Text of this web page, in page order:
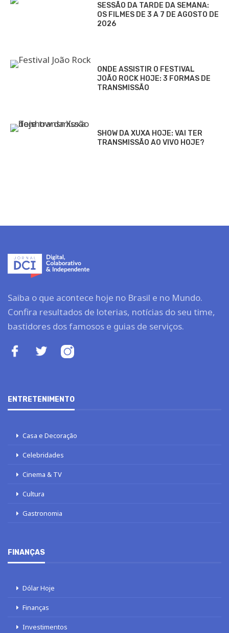
SESSÃO DA TARDE DA SEMANA:
OS FILMES DE 3 A 7 DE AGOSTO DE
2026
ONDE ASSISTIR O FESTIVAL
JOÃO ROCK HOJE: 3 FORMAS DE
TRANSMISSÃO
SHOW DA XUXA HOJE: VAI TER
TRANSMISSÃO AO VIVO HOJE?
Saiba o que acontece hoje no Brasil e no Mundo.
Confira resultados de loterias, notícias do seu time,
bastidores dos famosos e guias de serviços.
ENTRETENIMENTO
Casa e Decoração
Celebridades
Cinema & TV
Cultura
Gastronomia
FINANÇAS
Dólar Hoje
Finanças
Investimentos